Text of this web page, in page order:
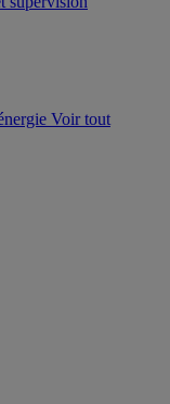
Voir tout